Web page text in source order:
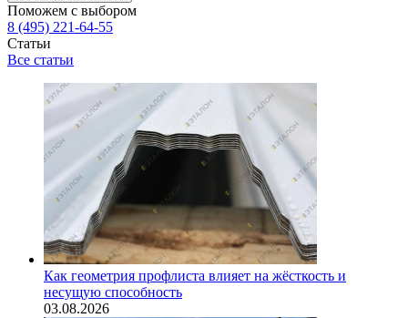
Поможем с выбором
8 (495) 221-64-55
Статьи
Все статьи
Как геометрия профлиста влияет на жёсткость и
несущую способность
03.08.2026